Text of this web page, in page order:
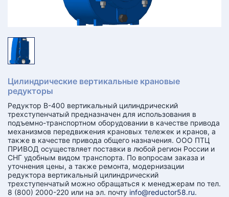
Цилиндрические вертикальные крановые
редукторы
Редуктор В-400 вертикальный цилиндрический
трехступенчатый предназначен для использования в
подъемно-транспортном оборудовании в качестве привода
механизмов передвижения крановых тележек и кранов, а
также в качестве привода общего назначения. ООО ПТЦ
ПРИВОД осуществляет поставки в любой регион России и
СНГ удобным видом транспорта. По вопросам заказа и
уточнения цены, а также ремонта, модернизации
редуктора вертикальный цилиндрический
трехступенчатый можно обращаться к менеджерам по тел.
8 (800) 2000-220 или на эл. почту info@reductor58.ru.